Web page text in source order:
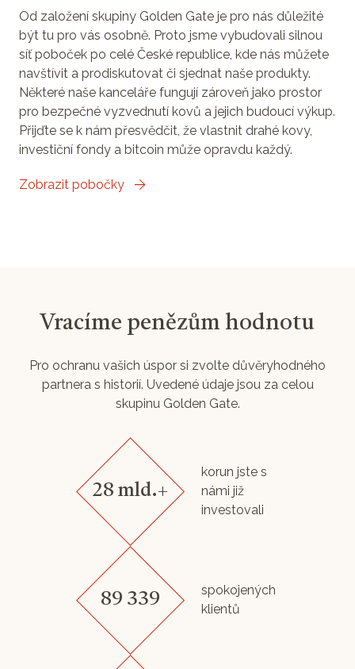
Od založení skupiny Golden Gate je pro nás důležité
být tu pro vás osobně. Proto jsme vybudovali silnou
síť poboček po celé České republice, kde nás můžete
navštívit a prodiskutovat či sjednat naše produkty.
Některé naše kanceláře fungují zároveň jako prostor
pro bezpečné vyzvednutí kovů a jejich budoucí výkup.
Přijďte se k nám přesvědčit, že vlastnit drahé kovy,
investiční fondy a bitcoin může opravdu každý.
Zobrazit pobočky
Vracíme penězům hodnotu
Pro ochranu vašich úspor si zvolte důvěryhodného
partnera s historií. Uvedené údaje jsou za celou
skupinu Golden Gate.
28 mld.+
korun jste s
námi již
investovali
89 339
spokojených
klientů